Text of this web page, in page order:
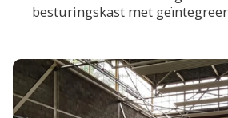
besturingskast met